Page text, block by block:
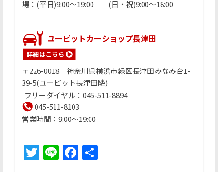
場：(平日)9:00〜19:00 (日・祝)9:00〜18:00
ユーピットカーショップ長津田
〒226-0018 神奈川県横浜市緑区長津田みなみ台1-
39-5(ユーピット長津田隣)
フリーダイヤル：045-511-8894
045-511-8103
営業時間：9:00〜19:00
T Li F 共